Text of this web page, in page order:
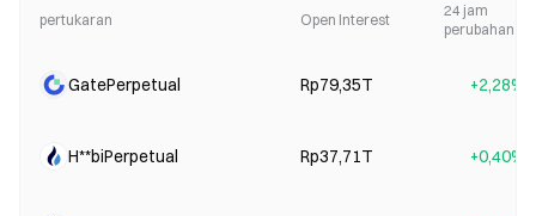
pertukaran Open Interest
24 jam
perubahan
GatePerpetual Rp79,35T +2,28%
H**biPerpetual Rp37,71T +0,40%